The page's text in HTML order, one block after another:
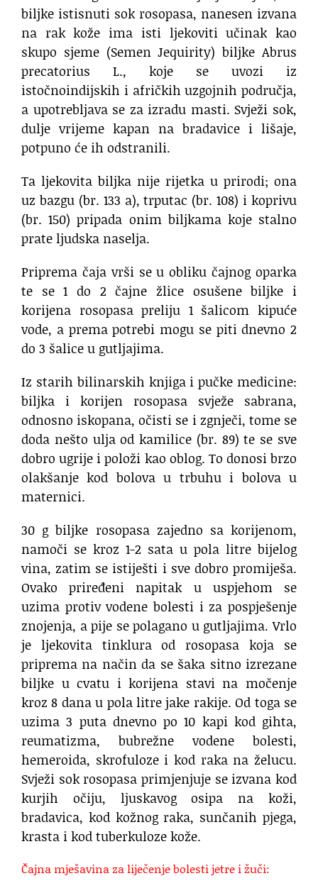
biljke istisnuti sok rosopasa, nanesen izvana
na rak kože ima isti ljekoviti učinak kao
skupo sjeme (Semen Jequirity) biljke Abrus
precatorius L., koje se uvozi iz
istočnoindijskih i afričkih uzgojnih područja,
a upotrebljava se za izradu masti. Svježi sok,
dulje vrijeme kapan na bradavice i lišaje,
potpuno će ih odstranili.
Ta ljekovita biljka nije rijetka u prirodi; ona
uz bazgu (br. 133 a), trputac (br. 108) i koprivu
(br. 150) pripada onim biljkama koje stalno
prate ljudska naselja.
Priprema čaja vrši se u obliku čajnog oparka
te se 1 do 2 čajne žlice osušene biljke i
korijena rosopasa preliju 1 šalicom kipuće
vode, a prema potrebi mogu se piti dnevno 2
do 3 šalice u gutljajima.
Iz starih bilinarskih knjiga i pučke medicine:
biljka i korijen rosopasa svježe sabrana,
odnosno iskopana, očisti se i zgnječi, tome se
doda nešto ulja od kamilice (br. 89) te se sve
dobro ugrije i položi kao oblog. To donosi brzo
olakšanje kod bolova u trbuhu i bolova u
maternici.
30 g biljke rosopasa zajedno sa korijenom,
namoči se kroz 1-2 sata u pola litre bijelog
vina, zatim se istiješti i sve dobro promiješa.
Ovako priređeni napitak u uspjehom se
uzima protiv vodene bolesti i za pospješenje
znojenja, a pije se polagano u gutljajima. Vrlo
je ljekovita tinklura od rosopasa koja se
priprema na način da se šaka sitno izrezane
biljke u cvatu i korijena stavi na močenje
kroz 8 dana u pola litre jake rakije. Od toga se
uzima 3 puta dnevno po 10 kapi kod gihta,
reumatizma, bubrežne vodene bolesti,
hemeroida, skrofuloze i kod raka na želucu.
Svježi sok rosopasa primjenjuje se izvana kod
kurjih očiju, ljuskavog osipa na koži,
bradavica, kod kožnog raka, sunčanih pjega,
krasta i kod tuberkuloze kože.
Čajna mješavina za liječenje bolesti jetre i žuči: